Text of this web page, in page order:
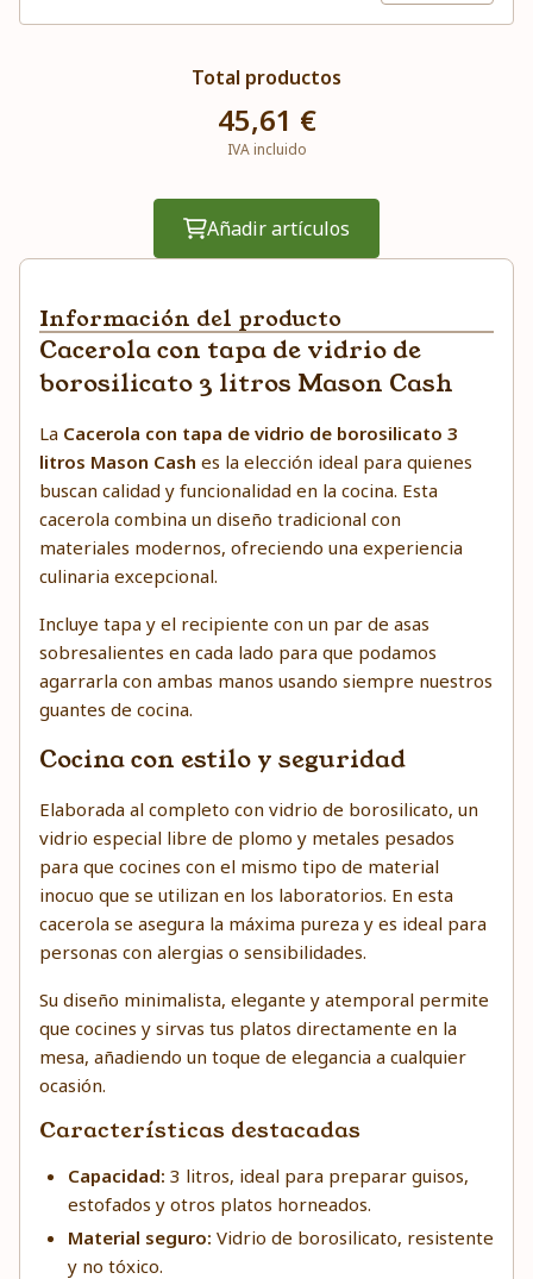
Total productos
45,61 €
IVA incluido
Añadir artículos
Información del producto
Cacerola con tapa de vidrio de
borosilicato 3 litros Mason Cash
La Cacerola con tapa de vidrio de borosilicato 3
litros Mason Cash es la elección ideal para quienes
buscan calidad y funcionalidad en la cocina. Esta
cacerola combina un diseño tradicional con
materiales modernos, ofreciendo una experiencia
culinaria excepcional.
Incluye tapa y el recipiente con un par de asas
sobresalientes en cada lado para que podamos
agarrarla con ambas manos usando siempre nuestros
guantes de cocina.
Cocina con estilo y seguridad
Elaborada al completo con vidrio de borosilicato, un
vidrio especial libre de plomo y metales pesados
para que cocines con el mismo tipo de material
inocuo que se utilizan en los laboratorios. En esta
cacerola se asegura la máxima pureza y es ideal para
personas con alergias o sensibilidades.
Su diseño minimalista, elegante y atemporal permite
que cocines y sirvas tus platos directamente en la
mesa, añadiendo un toque de elegancia a cualquier
ocasión.
Características destacadas
Capacidad: 3 litros, ideal para preparar guisos,
estofados y otros platos horneados.
Material seguro: Vidrio de borosilicato, resistente
y no tóxico.